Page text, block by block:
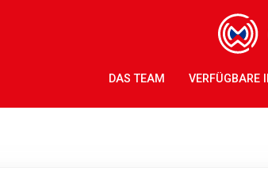
DAS TEAM VERFÜGBARE